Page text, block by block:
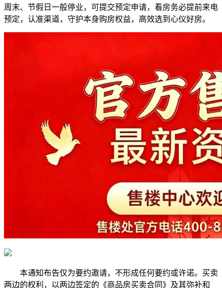
周末、节假日一般停业，可提交预定申请，看房务必提前来电
预定，认准渠道，守护本身购房权益，高效选到心仪好房。
本通知布告仅为要约邀请，不形成任何要约或许诺。买卖
两边的权利，以两边签定的《商品房买卖合同》及其弥补和